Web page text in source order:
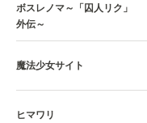
ボスレノマ～「囚人リク」
外伝～
魔法少女サイト
ヒマワリ